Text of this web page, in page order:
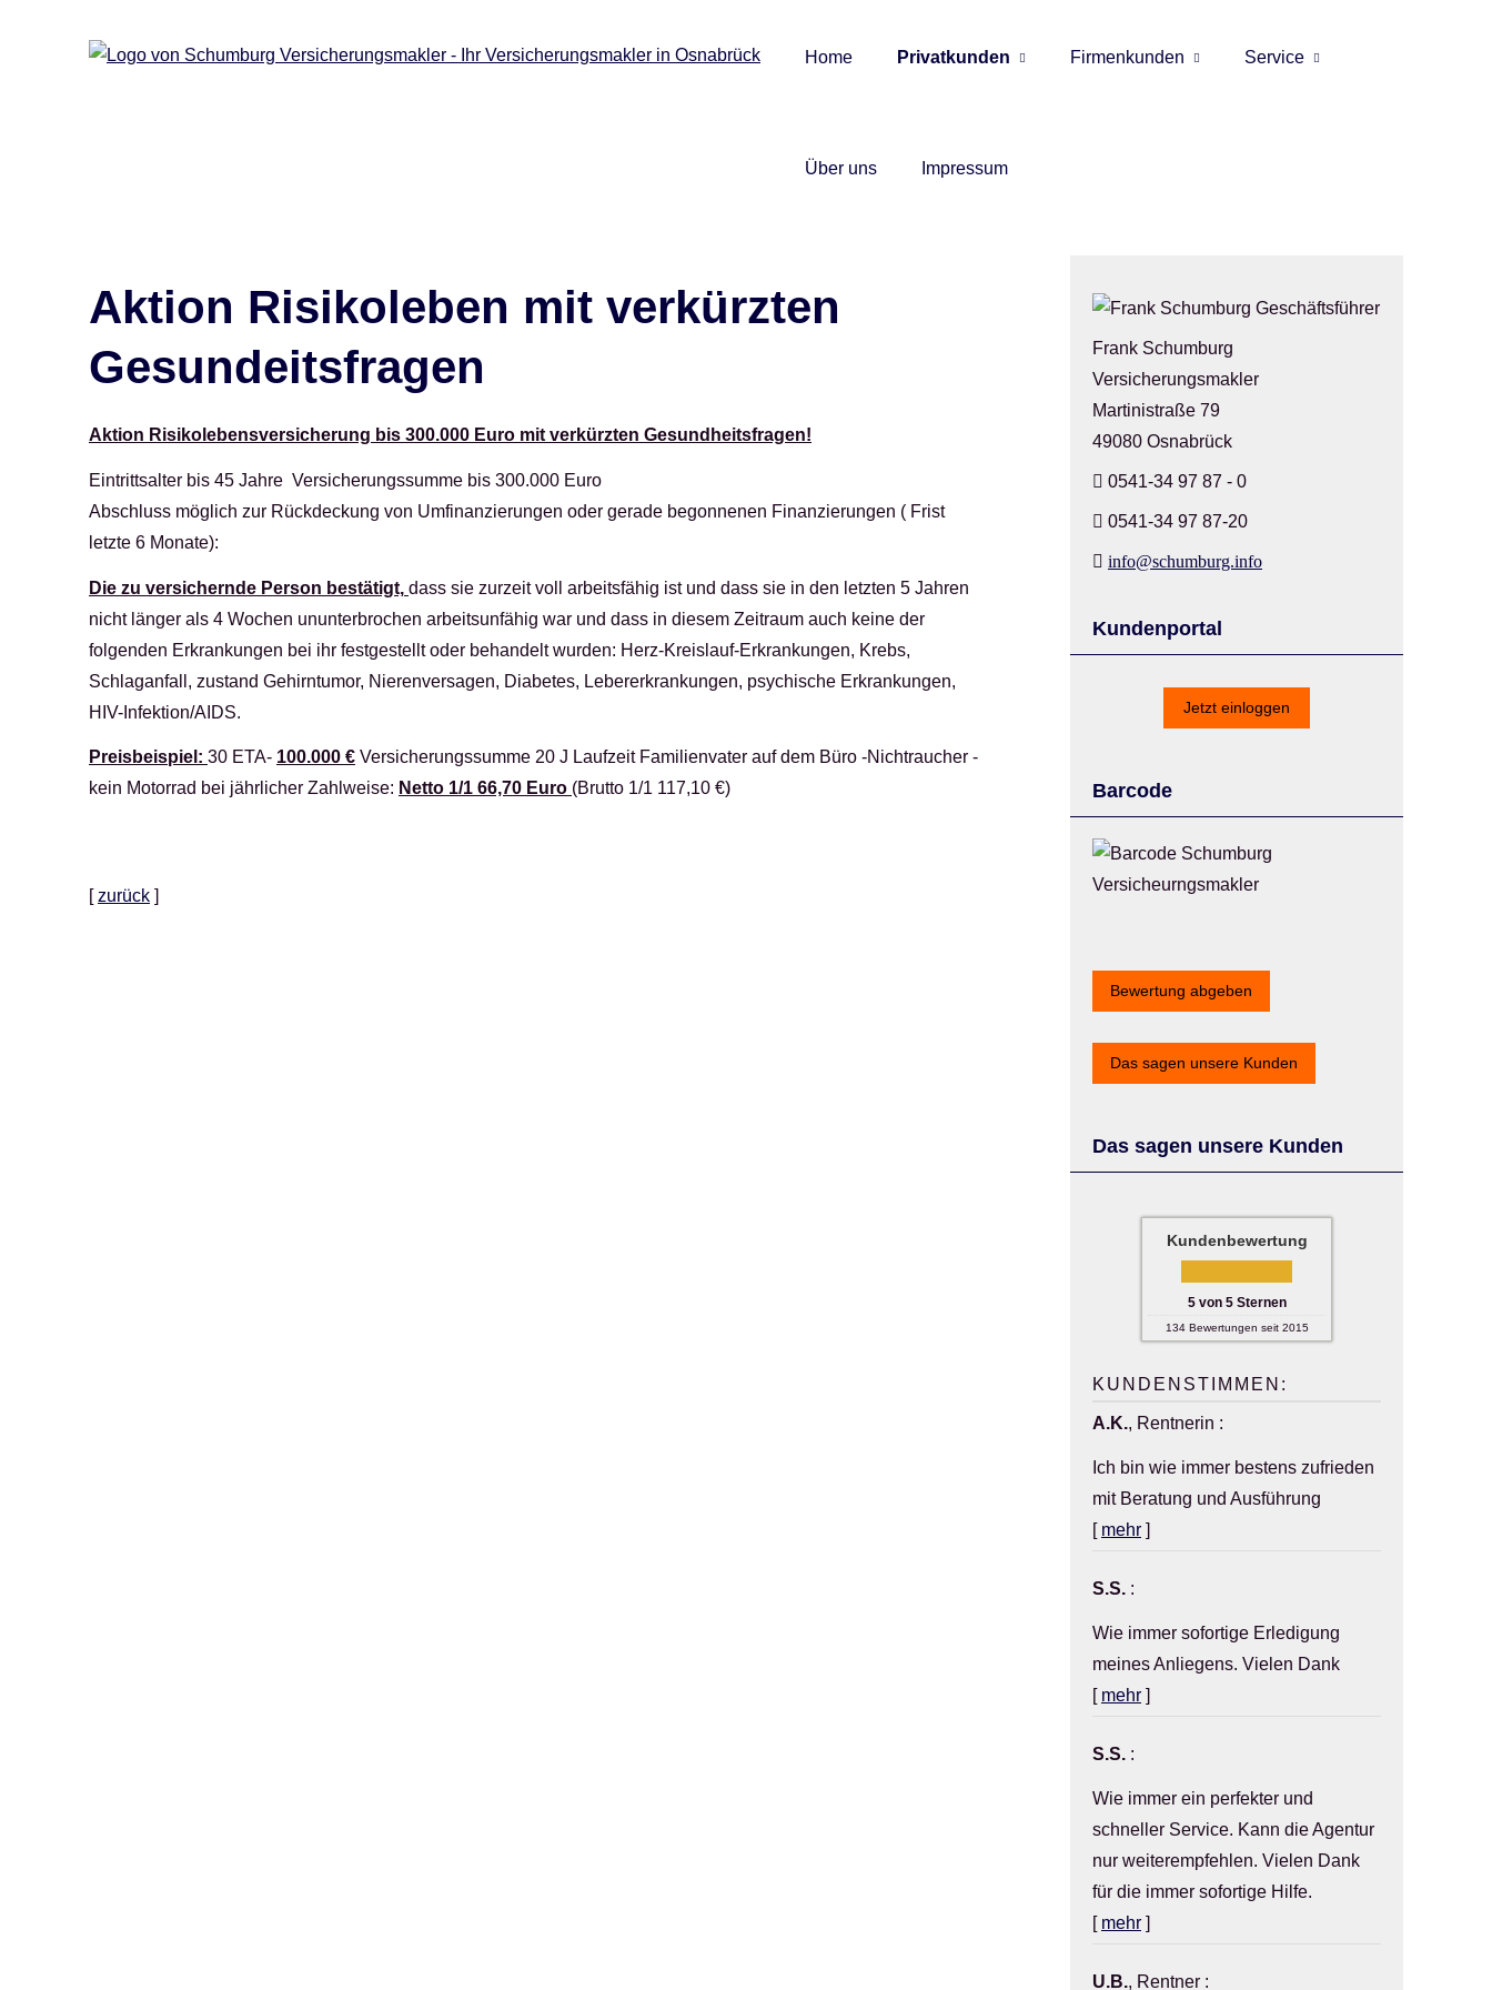
Home Privatkunden Firmenkunden Service
Über uns Impressum
Frank Schumburg
Ver­sicherungs­makler
Martinistraße 79
49080 Osnabrück
0541-34 97 87 - 0
0541-34 97 87-20
info@schumburg.info
Kundenportal
Jetzt einloggen
Barcode
Bewertung abgeben
Das sagen unsere Kunden
Das sagen unsere Kunden
Kundenbewertung
5von 5Sternen
134Bewertungen seit 2015
KUNDENSTIMMEN:
A.K., Rentnerin :
Ich bin wie immer bestens zufrieden
mit Beratung und Ausführung
[ mehr ]
S.S. :
Wie immer sofortige Erledigung
meines Anliegens. Vielen Dank
[ mehr ]
S.S. :
Wie immer ein perfekter und
schneller Service. Kann die Agentur
nur weiterempfehlen. Vielen Dank
für die immer sofortige Hilfe.
[ mehr ]
U.B., Rentner :
Aktion Risikoleben mit verkürzten
Gesundeitsfragen
Aktion Risiko­lebens­ver­si­che­rung bis 300.000 Euro mit verkürzten Gesundheitsfragen!
Eintrittsalter bis 45 Jahre Versicherungssumme bis 300.000 Euro
Abschluss möglich zur Rückdeckung von Umfinanzierungen oder gerade begonnenen Finanzierungen ( Frist
letzte 6 Monate):
Die zu ver­sichernde Person bestätigt, dass sie zurzeit voll arbeitsfähig ist und dass sie in den letzten 5 Jahren
nicht länger als 4 Wochen ununterbrochen arbeitsunfähig war und dass in diesem Zeitraum auch keine der
folgenden Erkrankungen bei ihr festgestellt oder behandelt wurden: Herz-Kreislauf-Erkrankungen, Krebs,
Schlaganfall, zustand Gehirntumor, Nierenversagen, Diabetes, Lebererkrankungen, psychische Erkrankungen,
HIV-Infektion/AIDS.
Preisbeispiel: 30 ETA- 100.000 € Versicherungssumme 20 J Laufzeit Familienvater auf dem Büro -Nichtraucher -
kein Motorrad bei jährlicher Zahlweise: Netto 1/1 66,70 Euro (Brutto 1/1 117,10 €)
[zurück ]